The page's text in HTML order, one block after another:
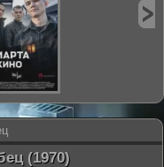
(1970)